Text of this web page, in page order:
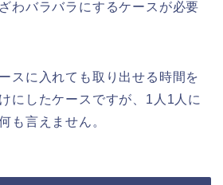
わバラバラにするケースが必要
スに入れても取り出せる時間を
にしたケースですが、1人1人に
も言えません。